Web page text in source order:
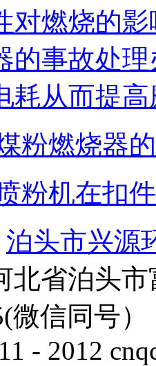
对燃烧的影
的事故处理
耗从而提
粉燃烧器
粉机在扣
泊头市兴源
北省泊头
微信同号
- 2012